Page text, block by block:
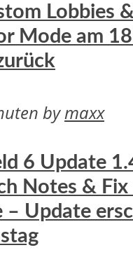
Lobbies
Mode am
bymaxx
6 Update
Notes & Fix
– Update